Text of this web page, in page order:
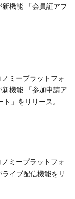
機能 「会員証アプ
ミープラットフォ
機能 「参加申請ア
」をリリース。
ミープラットフォ
イブ配信機能をリ